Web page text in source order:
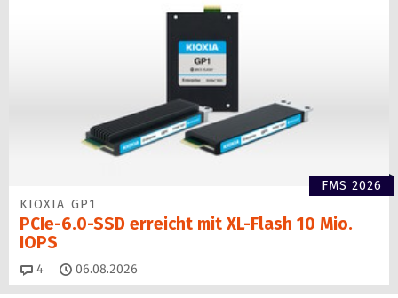
FMS 2026
KIOXIA GP1
PCIe-6.0-SSD erreicht mit XL-Flash 10 Mio.
IOPS
4 Kommentare
06.08.2026